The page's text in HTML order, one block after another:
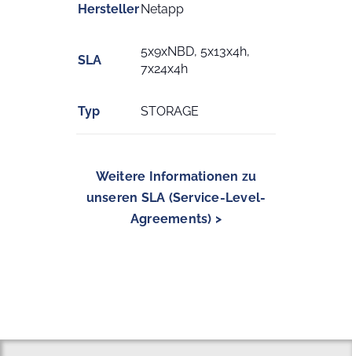
HerstellerNetapp
SLA
5x9xNBD, 5x13x4h,
7x24x4h
Typ STORAGE
Weitere Informationen zu
unseren SLA (Service-Level-
Agreements) >